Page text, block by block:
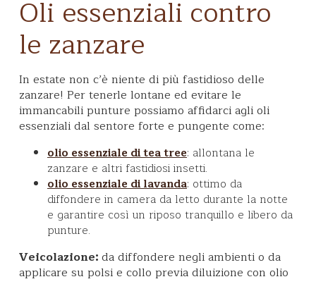
Oli essenziali contro
le zanzare
In estate non c’è niente di più fastidioso delle
zanzare! Per tenerle lontane ed evitare le
immancabili punture possiamo affidarci agli oli
essenziali dal sentore forte e pungente come:
olio essenziale di tea tree: allontana le
zanzare e altri fastidiosi insetti.
olio essenziale di lavanda: ottimo da
diffondere in camera da letto durante la notte
e garantire così un riposo tranquillo e libero da
punture.
Veicolazione:da diffondere negli ambienti o da
applicare su polsi e collo previa diluizione con olio